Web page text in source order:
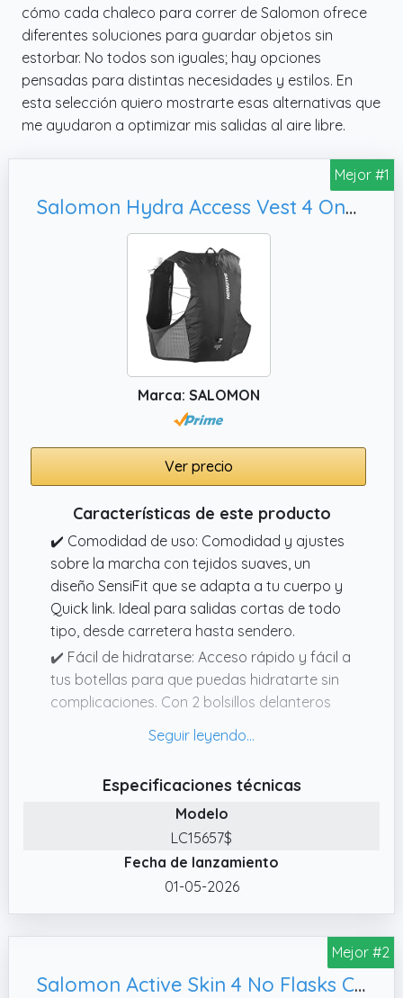
cómo cada chaleco para correr de Salomon ofrece
diferentes soluciones para guardar objetos sin
estorbar. No todos son iguales; hay opciones
pensadas para distintas necesidades y estilos. En
esta selección quiero mostrarte esas alternativas que
me ayudaron a optimizar mis salidas al aire libre.
Mejor #1
Salomon Hydra Access Vest 4 One Flask, Frasco Blando Incluido para Trail Cortos
Marca: SALOMON
Ver precio
Características de este producto
✔️ Comodidad de uso: Comodidad y ajustes
sobre la marcha con tejidos suaves, un
diseño SensiFit que se adapta a tu cuerpo y
Quick link. Ideal para salidas cortas de todo
tipo, desde carretera hasta sendero.
✔️ Fácil de hidratarse: Acceso rápido y fácil a
tus botellas para que puedas hidratarte sin
complicaciones. Con 2 bolsillos delanteros
bidón blando de 500 ml incluido.
bolsillos en los lugares apropiados: en la
parte delantera, uno para bidones; otro con
cremallera para el móvil; en la parte trasera,
uno para la chaqueta (con llavero).
Especificaciones técnicas
Modelo
LC15657$
Fecha de lanzamiento
01-05-2026
Mejor #2
Salomon Active Skin 4 No Flasks Chaleco de Hidratación Trail Running Senderismo Trail Running Senderismo MTB Unisexo, M